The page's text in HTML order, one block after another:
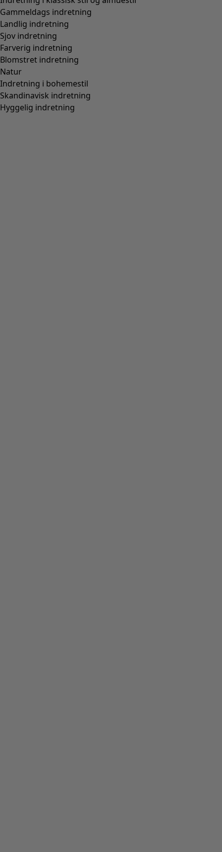
Gammeldags indretning
Landlig indretning
Sjov indretning
Farverig indretning
Blomstret indretning
Natur
Indretning i bohemestil
Skandinavisk indretning
Hyggelig indretning